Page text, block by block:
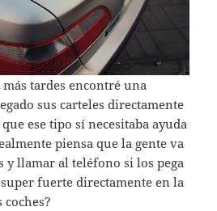
tardes encontré una
sus carteles directamente
ese tipo sí necesitaba ayuda
piensa que la gente va
y llamar al teléfono si los pega
fuerte directamente en la